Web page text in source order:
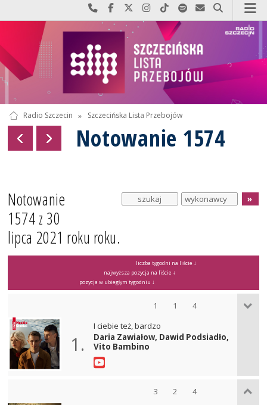
Najlepiej po prostu do nas zadzwoń
Odwiedź nas na Facebook-u
Odwiedź nas na X
Odwiedź nas na Instagram-ie
Odwiedź nas na TikTok-u
Szukaj nas na Spotify
Wyślij do nas
Szukaj
Radio Szczecin » Szczecińska Lista Przebojów
Notowanie 1574
Notowanie
1574 z 30
lipca 2021 roku roku.
liczba tygodni na liście ↓
najwyższa pozycja na liście ↓
pozycja w ubiegłym tygodniu ↓
1 1 4
1.
I ciebie też, bardzo
Daria Zawiałow, Dawid Podsiadło,
Vito Bambino
3 2 4